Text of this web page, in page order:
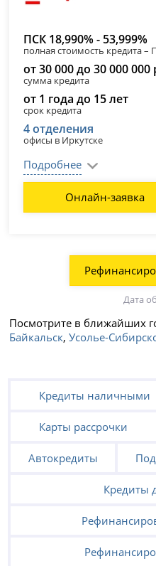
ПСК 18,990% - 53,999%
полная стоимость кредита –
от 30 000 до 30 000 000
сумма кредита
от 1 года до 15 лет
срок кредита
4 отделения
офисы в Иркутске
Подробнее
Онлайн-заявка
Дата
Посмотрите в ближайших
Байкальск,Усолье-
Кредиты наличными
Карты рассрочки
Автокредиты
Кредиты